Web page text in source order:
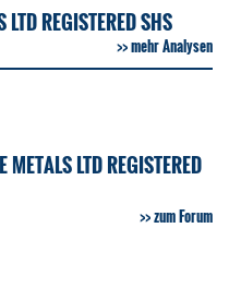
REGISTERED SHS
mehr Analysen
LTD REGISTERED
zum Forum